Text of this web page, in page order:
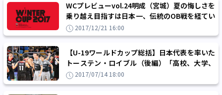
WCプレビューvol.24明成（宮城）夏の悔しさを
乗り越え目指すは日本一、伝統のOB戦を経てい
ざ勝負！
2017/12/21 16:00
【U-19ワールドカップ総括】日本代表を率いた
トーステン・ロイブル（後編）「高校、大学、
JBAが一丸となった成果」
2017/07/14 18:00